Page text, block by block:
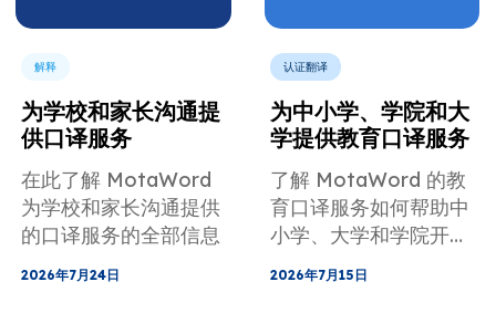
解释
为学校和家长沟通提
供口译服务
在此了解 MotaWord
为学校和家长沟通提供
的口译服务的全部信息
2026年7月24日
认证翻译
为中小学、学院和大
学提供教育口译服务
了解 MotaWord 的教
育口译服务​​如何帮助中
小学、大学和学院开展
工作。
2026年7月15日